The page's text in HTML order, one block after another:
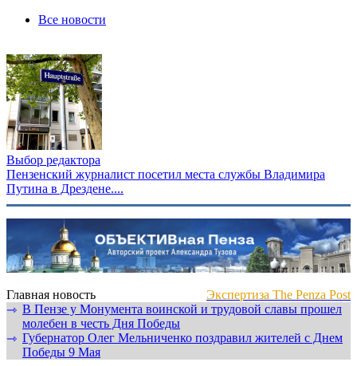
Все новости
Выбор редактора
Пензенский журналист посетил места службы Владимира
Путина в Дрездене....
Главная новость
Экспертиза The Penza Post
⇾ В Пензе у Монумента воинской и трудовой славы прошел
молебен в честь Дня Победы
⇾ Губернатор Олег Мельниченко поздравил жителей с Днем
Победы 9 Мая